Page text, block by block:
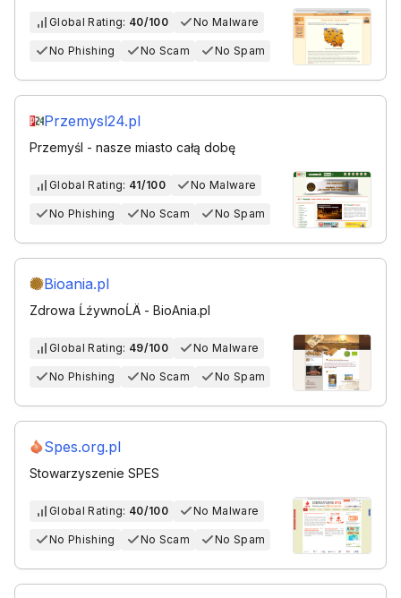
Global Rating: 40/100 No Malware
No Phishing No Scam No Spam
Przemysl24.pl
Przemyśl - nasze miasto całą dobę
Global Rating: 41/100 No Malware
No Phishing No Scam No Spam
Bioania.pl
Zdrowa ĹźywnoĹÄ - BioAnia.pl
Global Rating: 49/100 No Malware
No Phishing No Scam No Spam
Spes.org.pl
Stowarzyszenie SPES
Global Rating: 40/100 No Malware
No Phishing No Scam No Spam